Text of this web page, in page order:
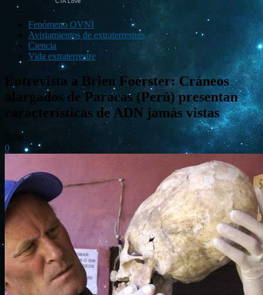
Fenómeno OVNI
Avistamientos de extraterrestres
Ciencia
Vida extraterrestre
Entrevista a Brien Foerster: Cráneos
alargados de Paracas (Perú) presentan
características de ADN jamás vistas
6259
0